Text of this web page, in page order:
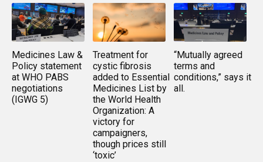
Medicines Law &
Policy statement
at WHO PABS
negotiations
(IGWG 5)
Treatment for
cystic fibrosis
added to Essential
Medicines List by
the World Health
Organization: A
victory for
campaigners,
though prices still
‘toxic’
“Mutually agreed
terms and
conditions,” says it
all.